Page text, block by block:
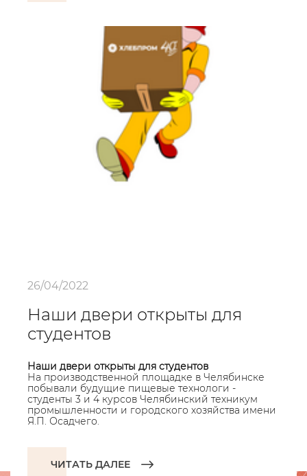
26/04/2022
Наши двери открыты для
студентов
Наши двери открыты для студентов
На производственной площадке в Челябинске
побывали будущие пищевые технологи -
студенты 3 и 4 курсов Челябинский техникум
промышленности и городского хозяйства имени
Я.П. Осадчего.
ЧИТАТЬ ДАЛЕЕ